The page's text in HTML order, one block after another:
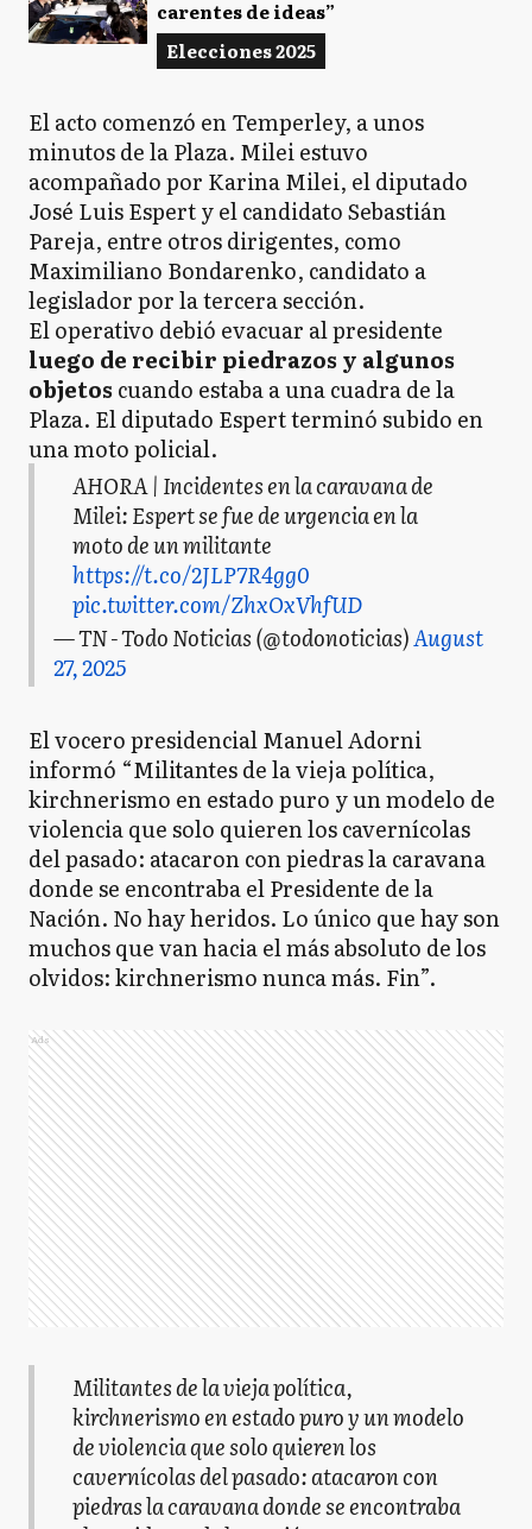
carentes de ideas”
Elecciones 2025
El acto comenzó en Temperley, a unos
minutos de la Plaza. Milei estuvo
acompañado por Karina Milei, el diputado
José Luis Espert y el candidato Sebastián
Pareja, entre otros dirigentes, como
Maximiliano Bondarenko, candidato a
legislador por la tercera sección.
El operativo debió evacuar al presidente
luego de recibir piedrazos y algunos
objetos cuando estaba a una cuadra de la
Plaza. El diputado Espert terminó subido en
una moto policial.
AHORA | Incidentes en la caravana de
Milei: Espert se fue de urgencia en la
moto de un militante
https://t.co/2JLP7R4gg0
pic.twitter.com/ZhxOxVhfUD
— TN - Todo Noticias (@todonoticias)August
27, 2025
El vocero presidencial Manuel Adorni
informó “Militantes de la vieja política,
kirchnerismo en estado puro y un modelo de
violencia que solo quieren los cavernícolas
del pasado: atacaron con piedras la caravana
donde se encontraba el Presidente de la
Nación. No hay heridos. Lo único que hay son
muchos que van hacia el más absoluto de los
olvidos: kirchnerismo nunca más. Fin”.
Ads
Militantes de la vieja política,
kirchnerismo en estado puro y un modelo
de violencia que solo quieren los
cavernícolas del pasado: atacaron con
piedras la caravana donde se encontraba